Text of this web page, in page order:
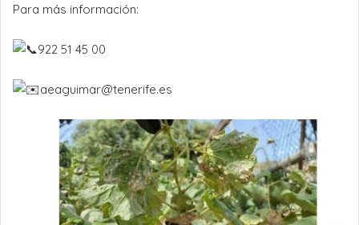
Para más información:
922 51 45 00
aeaguimar@tenerife.es